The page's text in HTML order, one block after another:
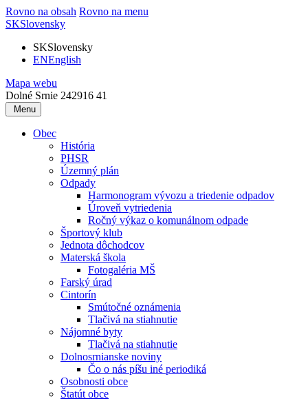
Rovno na obsah Rovno na menu
SKSlovensky
SKSlovensky
ENEnglish
Mapa webu
Dolné Srnie 242916 41
Menu
Obec
História
PHSR
Územný plán
Odpady
Harmonogram vývozu a triedenie odpadov
Úroveň vytriedenia
Ročný výkaz o komunálnom odpade
Športový klub
Jednota dôchodcov
Materská škola
Fotogaléria MŠ
Farský úrad
Cintorín
Smútočné oznámenia
Tlačivá na stiahnutie
Nájomné byty
Tlačivá na stiahnutie
Dolnosrnianske noviny
Čo o nás píšu iné periodiká
Osobnosti obce
Štatút obce